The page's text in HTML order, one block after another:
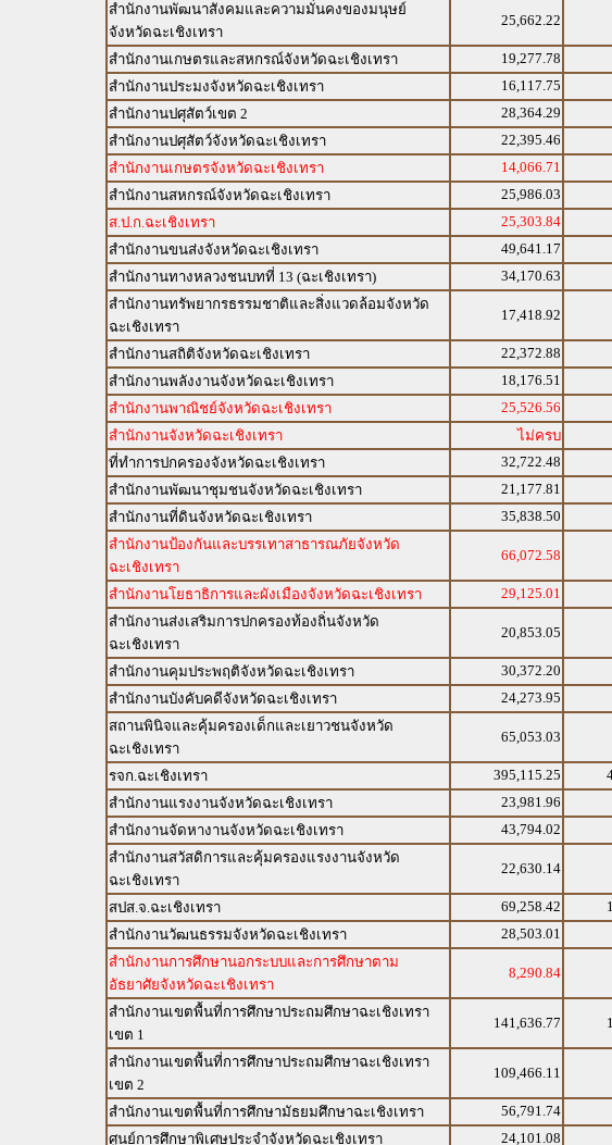
สำนักงานพัฒนาสังคมและความมั่นคงของมนุษย์
จังหวัดฉะเชิงเทรา
25,662.22
สำนักงานเกษตรและสหกรณ์จังหวัดฉะเชิงเทรา 19,277.78
สำนักงานประมงจังหวัดฉะเชิงเทรา
16,117.75
สำนักงานปศุสัตว์เขต 2
28,364.29
สำนักงานปศุสัตว์จังหวัดฉะเชิงเทรา
22,395.46
สำนักงานเกษตรจังหวัดฉะเชิงเทรา
14,066.71
สำนักงานสหกรณ์จังหวัดฉะเชิงเทรา
25,986.03
ส.ป.ก.ฉะเชิงเทรา
25,303.84
สำนักงานขนส่งจังหวัดฉะเชิงเทรา
49,641.17
สำนักงานทางหลวงชนบทที่ 13 (ฉะเชิงเทรา)
34,170.63
สำนักงานทรัพยากรธรรมชาติและสิ่งแวดล้อมจังหวัด
ฉะเชิงเทรา
17,418.92
สำนักงานสถิติจังหวัดฉะเชิงเทรา 22,372.88
สำนักงานพลังงานจังหวัดฉะเชิงเทรา
18,176.51
สำนักงานพาณิชย์จังหวัดฉะเชิงเทรา
25,526.56
สำนักงานจังหวัดฉะเชิงเทรา
ไม่ครบ
ที่ทำการปกครองจังหวัดฉะเชิงเทรา
32,722.48
สำนักงานพัฒนาชุมชนจังหวัดฉะเชิงเทรา
21,177.81
สำนักงานที่ดินจังหวัดฉะเชิงเทรา
35,838.50
สำนักงานป้องกันและบรรเทาสาธารณภัยจังหวัด
ฉะเชิงเทรา
66,072.58
สำนักงานโยธาธิการและผังเมืองจังหวัดฉะเชิงเทรา 29,125.01
สำนักงานส่งเสริมการปกครองท้องถิ่นจังหวัด
ฉะเชิงเทรา
20,853.05
สำนักงานคุมประพฤติจังหวัดฉะเชิงเทรา 30,372.20
สำนักงานบังคับคดีจังหวัดฉะเชิงเทรา
24,273.95
สถานพินิจและคุ้มครองเด็กและเยาวชนจังหวัด
ฉะเชิงเทรา
65,053.03
รจก.ฉะเชิงเทรา 395,115.25
สำนักงานแรงงานจังหวัดฉะเชิงเทรา
23,981.96
สำนักงานจัดหางานจังหวัดฉะเชิงเทรา
43,794.02
สำนักงานสวัสดิการและคุ้มครองแรงงานจังหวัด
ฉะเชิงเทรา
22,630.14
สปส.จ.ฉะเชิงเทรา 69,258.42
สำนักงานวัฒนธรรมจังหวัดฉะเชิงเทรา
28,503.01
สำนักงานการศึกษานอกระบบและการศึกษาตาม
อัธยาศัยจังหวัดฉะเชิงเทรา
8,290.84
สำนักงานเขตพื้นที่การศึกษาประถมศึกษาฉะเชิงเทรา
เขต 1
141,636.77
สำนักงานเขตพื้นที่การศึกษาประถมศึกษาฉะเชิงเทรา
เขต 2
109,466.11
สำนักงานเขตพื้นที่การศึกษามัธยมศึกษาฉะเชิงเทรา 56,791.74
ศูนย์การศึกษาพิเศษประจำจังหวัดฉะเชิงเทรา
24,101.08